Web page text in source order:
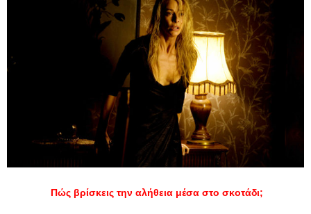
Πώς βρίσκεις την αλήθεια μέσα στο σκοτάδι;